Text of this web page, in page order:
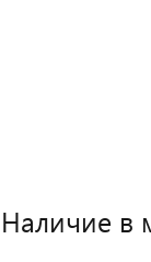
Наличие в